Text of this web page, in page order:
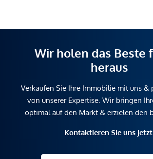
Wir holen das Beste
heraus
Verkaufen Sie Ihre Immobilie mit uns &
von unserer Expertise. Wir bringen
optimal auf den Markt & erzielen den
Kontaktieren Sie uns jetzt.